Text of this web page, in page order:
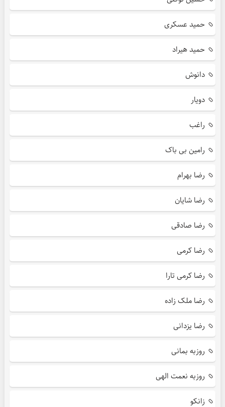
حمید عسکری
حمید هیراد
دانوش
دویار
راغب
رامین بی باک
رضا بهرام
رضا شایان
رضا صادقی
رضا کرمی
رضا کرمی تارا
رضا ملک زاده
رضا یزدانی
روزبه بمانی
روزبه نعمت الهی
زانکو